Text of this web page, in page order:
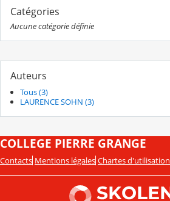
Catégories
Aucune catégorie définie
Auteurs
Tous (3)
LAURENCE SOHN (3)
COLLEGE PIERRE GRANGE
Contacts Mentions légales Chartes d'utilisation